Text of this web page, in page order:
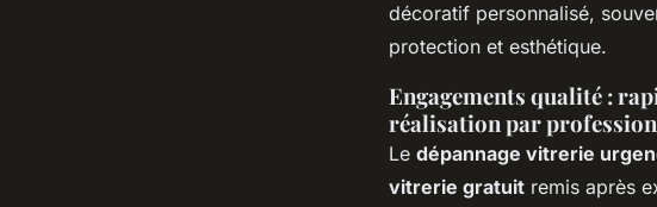
décoratif personnalisé,
protection et esthétique.
Engagements qualité :
réalisation par
Le dépannage vitrerie
vitrerie gratuit remis après